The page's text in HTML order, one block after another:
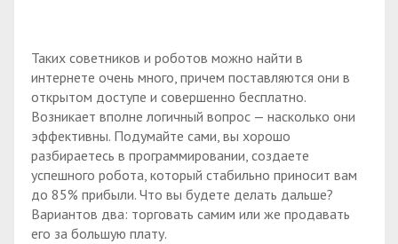
Таких советников и роботов можно найти в
интернете очень много, причем поставляются они в
открытом доступе и совершенно бесплатно.
Возникает вполне логичный вопрос — насколько они
эффективны. Подумайте сами, вы хорошо
разбираетесь в программировании, создаете
успешного робота, который стабильно приносит вам
до 85% прибыли. Что вы будете делать дальше?
Вариантов два: торговать самим или же продавать
его за большую плату.